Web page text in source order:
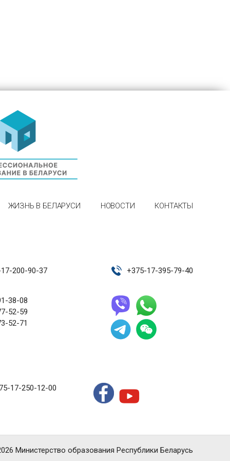
ЖИЗНЬ В БЕЛАРУСИ НОВОСТИ КОНТАКТЫ
200-90-37 +375-17-395-79-40
38-08
52-59
52-71
17-250-12-00
Министерство образования Республики Беларусь